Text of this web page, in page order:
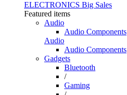
ELECTRONICS Big Sales
Featured items
Audio
Audio Components
Audio
Audio Components
Gadgets
Bluetooth
/
Gaming